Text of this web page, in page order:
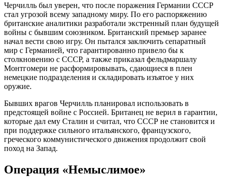
Черчилль был уверен, что после поражения Германии СССР
стал угрозой всему западному миру. По его распоряжению
британские аналитики разработали экстренный план будущей
войны с бывшим союзником. Британский премьер заранее
начал вести свою игру. Он пытался заключить сепаратный
мир с Германией, что гарантированно привело бы к
столкновению с СССР, а также приказал фельдмаршалу
Монтгомери не расформировывать, сдающиеся в плен
немецкие подразделения и складировать изъятое у них
оружие.
Бывших врагов Черчилль планировал использовать в
предстоящей войне с Россией. Британец не верил в гарантии,
которые дал ему Сталин и считал, что СССР не становится и
при поддержке сильного итальянского, французского,
греческого коммунистического движения продолжит свой
поход на Запад.
Операция «Немыслимое»